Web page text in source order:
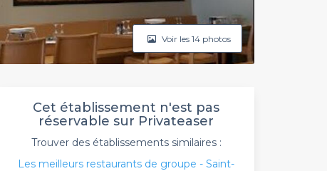
Voir les 14 photos
Cet établissement n'est pas
réservable sur Privateaser
Trouver des établissements similaires :
Les meilleurs restaurants de groupe - Saint-